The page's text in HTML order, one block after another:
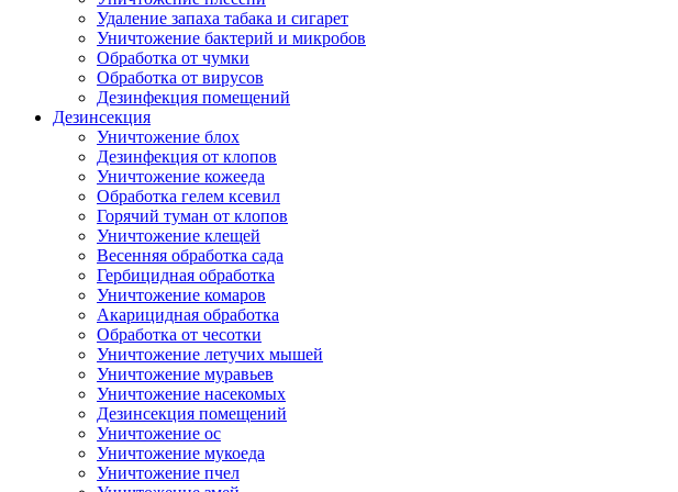
Удаление запаха табака и сигарет
Уничтожение бактерий и микробов
Обработка от чумки
Обработка от вирусов
Дезинфекция помещений
Дезинсекция
Уничтожение блох
Дезинфекция от клопов
Уничтожение кожееда
Обработка гелем ксевил
Горячий туман от клопов
Уничтожение клещей
Весенняя обработка сада
Гербицидная обработка
Уничтожение комаров
Акарицидная обработка
Обработка от чесотки
Уничтожение летучих мышей
Уничтожение муравьев
Уничтожение насекомых
Дезинсекция помещений
Уничтожение ос
Уничтожение мукоеда
Уничтожение пчел